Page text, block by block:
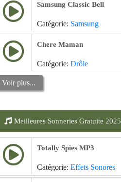
Samsung Classic Bell
Catégorie: Samsung
Chere Maman
Catégorie: Drôle
Voir plus...
Meilleures Sonneries Gratuite 2025
Totally Spies MP3
Catégorie: Effets Sonores